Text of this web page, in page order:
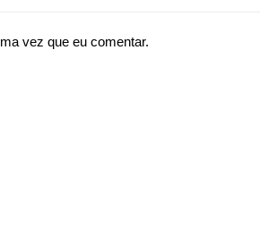
vez que eu comentar.